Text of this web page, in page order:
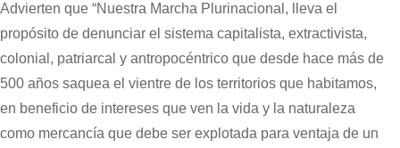
Advierten que “Nuestra Marcha Plurinacional, lleva el
propósito de denunciar el sistema capitalista, extractivista,
colonial, patriarcal y antropocéntrico que desde hace más de
500 años saquea el vientre de los territorios que habitamos,
en beneficio de intereses que ven la vida y la naturaleza
como mercancía que debe ser explotada para ventaja de un